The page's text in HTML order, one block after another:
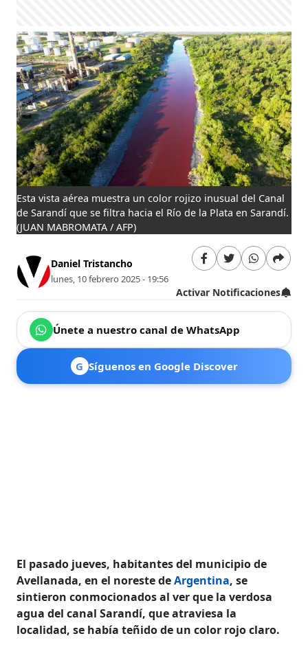
Esta vista aérea muestra un color rojizo inusual del Canal
de Sarandí que se filtra hacia el Río de la Plata en Sarandí.
(JUAN MABROMATA / AFP)
Daniel Tristancho
lunes, 10 febrero 2025 - 19:56
Activar Notificaciones
Únete a nuestro canal de WhatsApp
G Síguenos en Google Discover
El pasado jueves, habitantes del municipio de
Avellanada, en el noreste deArgentina, se
sintieron conmocionados al ver que la verdosa
agua del canal Sarandí, que atraviesa la
localidad, se había teñido de un color rojo claro.